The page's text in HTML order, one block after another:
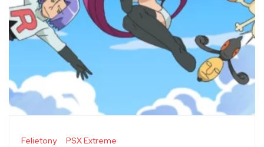
Felietony PSX Extreme